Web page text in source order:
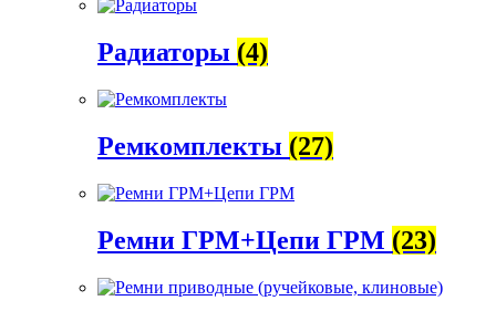
Радиаторы (4)
Ремкомплекты (27)
Ремни ГРМ+Цепи ГРМ (23)